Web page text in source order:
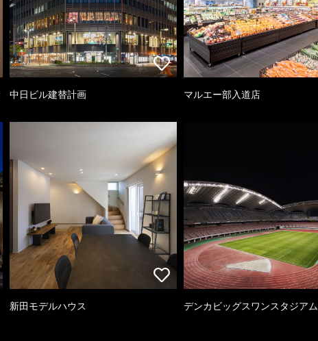
中日ビル建替計画 マルエー部入道店
新田モデルハウス デンカビッグスワンスタジアム